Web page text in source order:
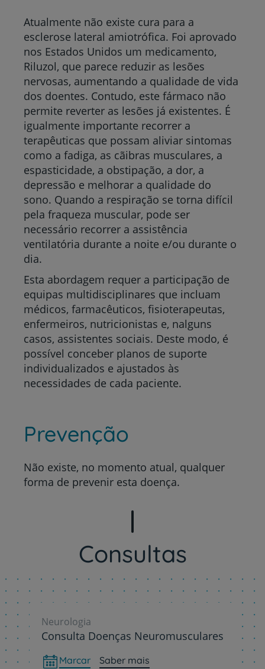
Atualmente não existe cura para a
esclerose lateral amiotrófica. Foi aprovado
nos Estados Unidos um medicamento,
Riluzol, que parece reduzir as lesões
nervosas, aumentando a qualidade de vida
dos doentes. Contudo, este fármaco não
permite reverter as lesões já existentes. É
igualmente importante recorrer a
terapêuticas que possam aliviar sintomas
como a fadiga, as cãibras musculares, a
espasticidade, a obstipação, a dor, a
depressão e melhorar a qualidade do
sono. Quando a respiração se torna difícil
pela fraqueza muscular, pode ser
necessário recorrer a assistência
ventilatória durante a noite e/ou durante o
dia.
Esta abordagem requer a participação de
equipas multidisciplinares que incluam
médicos, farmacêuticos, fisioterapeutas,
enfermeiros, nutricionistas e, nalguns
casos, assistentes sociais. Deste modo, é
possível conceber planos de suporte
individualizados e ajustados às
necessidades de cada paciente.
Prevenção
Não existe, no momento atual, qualquer
forma de prevenir esta doença.
Consultas
Neurologia
Consulta Doenças Neuromusculares
Marcar Saber mais